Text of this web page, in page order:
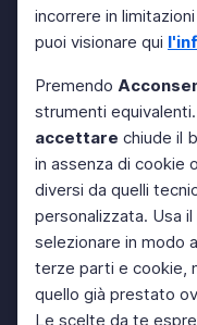
incorrere in
puoi visionare qui
Premendo
strumenti
accettare chiude il
in assenza di cookie
diversi da quelli
personalizzata. Usa
selezionare in modo
terze parti e cookie,
quello già prestato
Le scelte da te